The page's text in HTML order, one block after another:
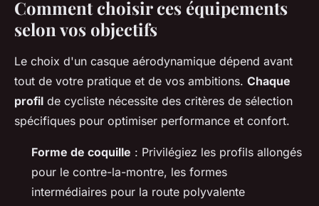
Comment choisir ces équipements
selon vos objectifs
Le choix d'un casque aérodynamique dépend avant
tout de votre pratique et de vos ambitions. Chaque
profil de cycliste nécessite des critères de sélection
spécifiques pour optimiser performance et confort.
Forme de coquille : Privilégiez les profils allongés
pour le contre-la-montre, les formes
intermédiaires pour la route polyvalente